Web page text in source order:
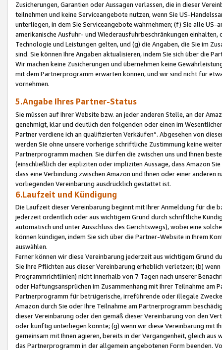
Zusicherungen, Garantien oder Aussagen verlassen, die in dieser
teilnehmen und keine Serviceangebote nutzen, wenn Sie US-
unterliegen, in dem Sie Serviceangebote wahrnehmen; (f) Sie alle
amerikanische Ausfuhr- und Wiederausfuhrbeschränkungen
Technologie und Leistungen gelten, und (g) die Angaben, die Sie im
sind. Sie können Ihre Angaben aktualisieren, indem Sie sich über die
Wir machen keine Zusicherungen und übernehmen keine
mit dem Partnerprogramm erwarten können, und wir sind nicht für
vornehmen.
5.Angabe Ihres Partner-Status
Sie müssen auf Ihrer Website bzw. an jeder anderen Stelle, an der
genehmigt, klar und deutlich den folgenden oder einen im
Partner verdiene ich an qualifizierten Verkäufen“. Abgesehen von
werden Sie ohne unsere vorherige schriftliche Zustimmung keine
Partnerprogramm machen. Sie dürfen die zwischen uns und Ihnen
(einschließlich der expliziten oder impliziten Aussage, dass Amazon
dass eine Verbindung zwischen Amazon und Ihnen oder einer
vorliegenden Vereinbarung ausdrücklich gestattet ist.
6.Laufzeit und Kündigung
Die Laufzeit dieser Vereinbarung beginnt mit Ihrer Anmeldung für die
jederzeit ordentlich oder aus wichtigem Grund durch schriftliche
automatisch und unter Ausschluss des Gerichtswegs), wobei eine
können kündigen, indem Sie sich über die Partner-Website in Ihrem
auswählen.
Ferner können wir diese Vereinbarung jederzeit aus wichtigem Grund
Sie Ihre Pflichten aus dieser Vereinbarung erheblich verletzen; (b)
Programmrichtlinien) nicht innerhalb von 7 Tagen nach unserer
oder Haftungsansprüchen im Zusammenhang mit Ihrer Teilnahme am
Partnerprogramm für betrügerische, irreführende oder illegale
Amazon durch Sie oder Ihre Teilnahme am Partnerprogramm
dieser Vereinbarung oder den gemäß dieser Vereinbarung von den
oder künftig unterliegen könnte; (g) wenn wir diese Vereinbarung mit
gemeinsam mit Ihnen agieren, bereits in der Vergangenheit, gleich
das Partnerprogramm in der allgemein angebotenen Form beenden.